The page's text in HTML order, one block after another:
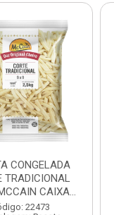
CONGELADA
TRADICIONAL
CAIXA
6X2,5KG
22473